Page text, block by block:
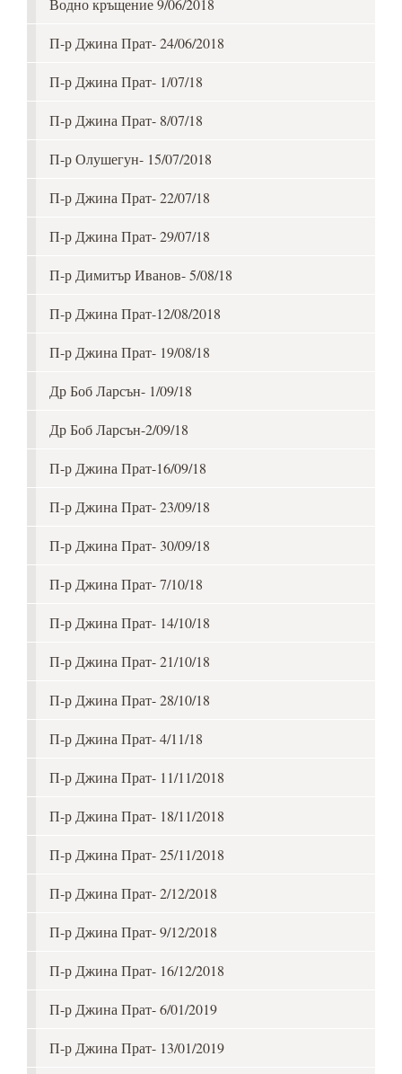
Водно кръщение 9/06/2018
П-р Джина Прат- 24/06/2018
П-р Джина Прат- 1/07/18
П-р Джина Прат- 8/07/18
П-р Олушегун- 15/07/2018
П-р Джина Прат- 22/07/18
П-р Джина Прат- 29/07/18
П-р Димитър Иванов- 5/08/18
П-р Джина Прат-12/08/2018
П-р Джина Прат- 19/08/18
Др Боб Ларсън- 1/09/18
Др Боб Ларсън-2/09/18
П-р Джина Прат-16/09/18
П-р Джина Прат- 23/09/18
П-р Джина Прат- 30/09/18
П-р Джина Прат- 7/10/18
П-р Джина Прат- 14/10/18
П-р Джина Прат- 21/10/18
П-р Джина Прат- 28/10/18
П-р Джина Прат- 4/11/18
П-р Джина Прат- 11/11/2018
П-р Джина Прат- 18/11/2018
П-р Джина Прат- 25/11/2018
П-р Джина Прат- 2/12/2018
П-р Джина Прат- 9/12/2018
П-р Джина Прат- 16/12/2018
П-р Джина Прат- 6/01/2019
П-р Джина Прат- 13/01/2019